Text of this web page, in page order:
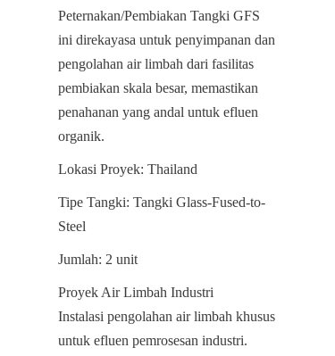
Peternakan/Pembiakan Tangki GFS
ini direkayasa untuk penyimpanan dan
pengolahan air limbah dari fasilitas
pembiakan skala besar, memastikan
penahanan yang andal untuk efluen
organik.
Lokasi Proyek: Thailand
Tipe Tangki: Tangki Glass-Fused-to-
Steel
Jumlah: 2 unit
Proyek Air Limbah Industri
Instalasi pengolahan air limbah khusus
untuk efluen pemrosesan industri.